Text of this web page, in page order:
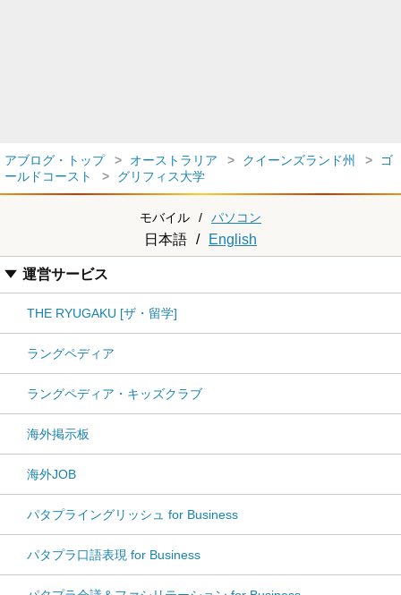
アブログ・トップ オーストラリア クイーンズランド州
ゴ
ールドコースト
グリフィス大学
モバイル / パソコン
日本語 / English
運営サービス
THE RYUGAKU [ザ・留学]
ラングペディア
ラングペディア・キッズクラブ
海外掲示板
海外JOB
パタプライングリッシュ for Business
パタプラ口語表現 for Business